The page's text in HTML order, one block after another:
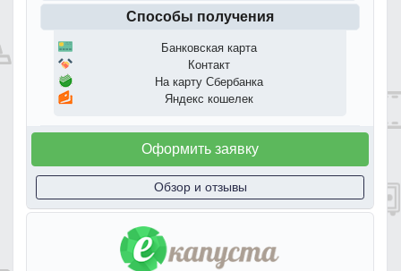
Способы получения
Банковская карта
Контакт
На карту Сбербанка
Яндекс кошелек
Оформить заявку
Обзор и отзывы